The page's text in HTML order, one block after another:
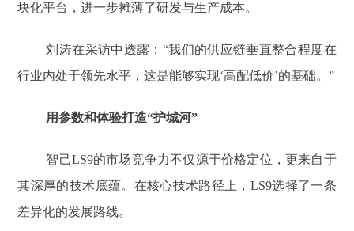
块化平台，进一步摊薄了研发与生产成本。
刘涛在采访中透露：“我们的供应链垂直整合程度在
行业内处于领先水平，这是能够实现‘高配低价’的基础。”
用参数和体验打造“护城河”
智己LS9的市场竞争力不仅源于价格定位，更来自于
其深厚的技术底蕴。在核心技术路径上，LS9选择了一条
差异化的发展路线。